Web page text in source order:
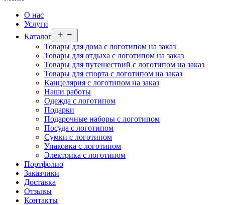
О нас
Услуги
Каталог
меню
Товары для дома с логотипом на заказ
Товары для отдыха с логотипом на заказ
Товары для путешествий с логотипом на заказ
Товары для спорта с логотипом на заказ
Канцелярия с логотипом на заказ
Наши работы
Одежда с логотипом
Подарки
Подарочные наборы с логотипом
Посуда с логотипом
Сумки с логотипом
Упаковка с логотипом
Электрика с логотипом
Портфолио
Заказчики
Доставка
Отзывы
Контакты